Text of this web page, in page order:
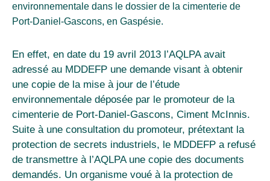
environnementale dans le dossier de la cimenterie de
Port-Daniel-Gascons, en Gaspésie.
En effet, en date du 19 avril 2013 l’AQLPA avait
adressé au MDDEFP une demande visant à obtenir
une copie de la mise à jour de l’étude
environnementale déposée par le promoteur de la
cimenterie de Port-Daniel-Gascons, Ciment McInnis.
Suite à une consultation du promoteur, prétextant la
protection de secrets industriels, le MDDEFP a refusé
de transmettre à l’AQLPA une copie des documents
demandés. Un organisme voué à la protection de